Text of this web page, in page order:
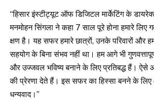
“हिसार इंस्टीट्यूट ऑफ डिजिटल मार्केटिंग के
मनमोहन सिंगला ने कहा 7 साल पूरे होना हमारे लिए
क्षण है। यह सफर हमारे छात्रों, उनके परिवारों और
सहयोग के बिना संभव नहीं था। हम आगे भी
और उज्जवल भविष्य बनाने के लिए प्रतिबद्ध हैं।
की प्रेरणा देते हैं। इस सफर का हिस्सा बनने के
धन्यवाद।”